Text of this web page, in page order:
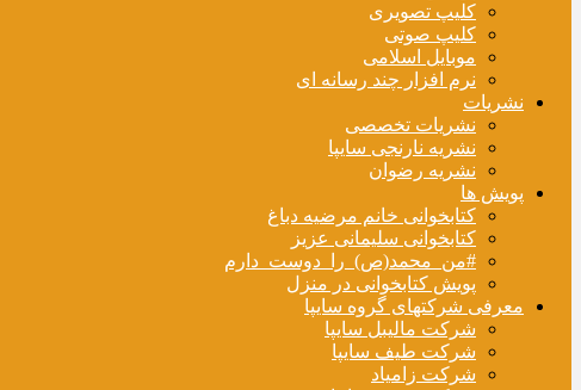
کلیپ تصویری
کلیپ صوتی
موبایل اسلامی
نرم افزار چند رسانه ای
نشریات
نشریات تخصصی
نشریه نارنجی سایپا
نشریه رضوان
پویش ها
کتابخوانی خانم مرضیه دباغ
کتابخوانی سلیمانی عزیز
#من_محمد(ص)_را_دوست_دارم
پویش کتابخوانی در منزل
معرفی شرکتهای گروه سایپا
شرکت مالیبل سایپا
شرکت طیف سایپا
شرکت زامیاد